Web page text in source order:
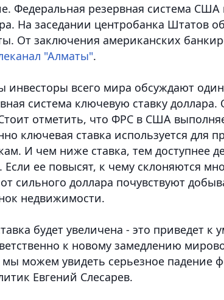
Федеральная резервная система США
На заседании центробанка Штатов
От заключения американских
"Алматы".
инвесторы всего мира обсуждают
система ключевую ставку доллара.
отметить, что ФРС в США
ключевая ставка используется для
И чем ниже ставка, тем доступнее
Если ее повысят, к чему склоняются
сильного доллара почувствуют
недвижимости.
будет увеличена - это приведет
к новому замедлению
можем увидеть серьезное падение
Евгений Слесарев.